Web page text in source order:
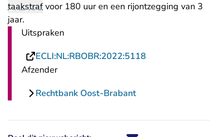
taakstrafvoor 180 uur en een rijontzegging van 3
jaar.
Uitspraken
ECLI:NL:RBOBR:2022:5118
Afzender
Rechtbank Oost-Brabant